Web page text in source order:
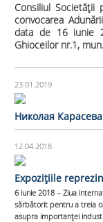
Consiliul Societăţii
convocarea
data de 16 iunie
Ghioceilor nr.1,
23.01.2019
Николая Карасева
12.04.2018
Expozițiile
6 iunie 2018 – Ziua
sărbătorit pentru a treia
asupra importanței